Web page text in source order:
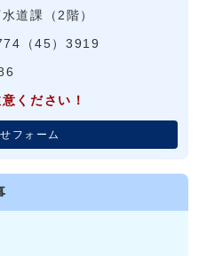
道課（2階）
（45）3919
ください！
フォーム